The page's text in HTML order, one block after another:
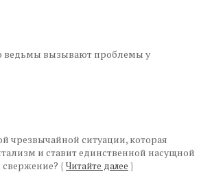
вызывают проблемы у
чрезвычайной ситуации, которая
и ставит единственной насущной
{ Читайте далее }